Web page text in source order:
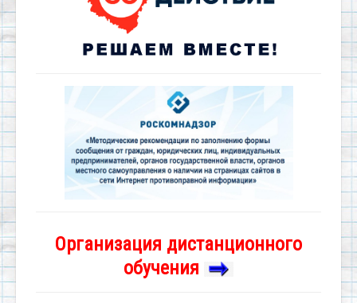
Организация дистанционного
обучения